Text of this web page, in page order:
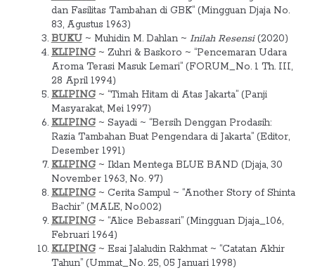
dan Fasilitas Tambahan di GBK” (Mingguan Djaja No.
83, Agustus 1963)
BUKU~ Muhidin M. Dahlan ~ Inilah Resensi(2020)
KLIPING~ Zuhri & Baskoro ~ “Pencemaran Udara
Aroma Terasi Masuk Lemari” (FORUM_No. 1 Th. III,
28 April 1994)
KLIPING~ “Timah Hitam di Atas Jakarta” (Panji
Masyarakat, Mei 1997)
KLIPING~ Sayadi ~ “Bersih Denggan Prodasih:
Razia Tambahan Buat Pengendara di Jakarta” (Editor,
Desember 1991)
KLIPING~ Iklan Mentega BLUE BAND (Djaja, 30
November 1963, No. 97)
KLIPING~ Cerita Sampul ~ “Another Story of Shinta
Bachir” (MALE, No.002)
KLIPING~ “Alice Bebassari” (Mingguan Djaja_106,
Februari 1964)
KLIPING~ Esai Jalaludin Rakhmat ~ “Catatan Akhir
Tahun” (Ummat_No. 25, 05 Januari 1998)